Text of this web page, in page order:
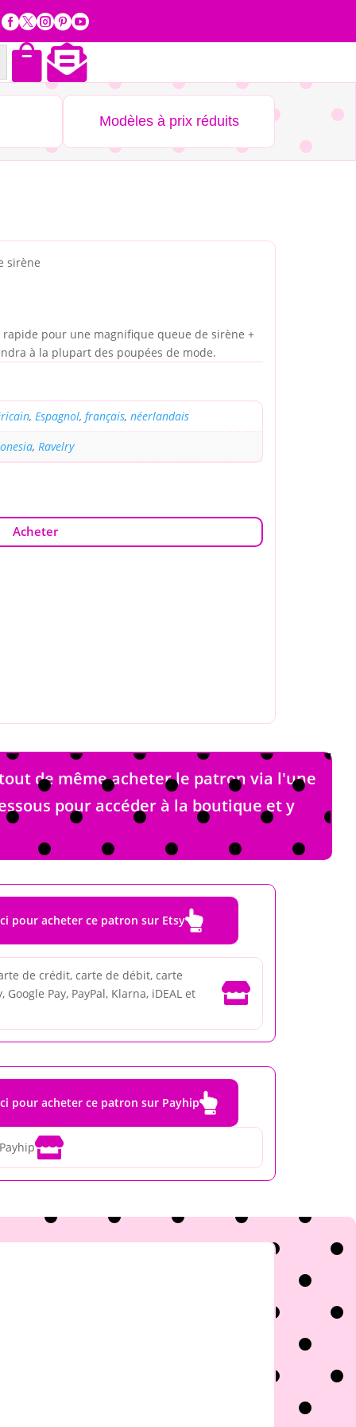


Modèles à prix réduits
sirène
pour une magnifique queue de sirène +
à la plupart des poupées de mode.
, Espagnol, français, néerlandais
, Ravelry
Acheter
de même acheter le patron via l'une
pour accéder à la boutique et y
pour acheter ce patron sur Etsy
de crédit, carte de débit, carte
Pay, PayPal, Klarna, iDEAL et

pour acheter ce patron sur Payhip
